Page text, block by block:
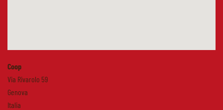
Coop
Via Rivarolo 59
Genova
Italia